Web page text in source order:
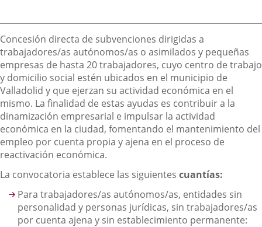
Descripción
Concesión directa de subvenciones dirigidas a
trabajadores/as autónomos/as o asimilados y pequeñas
empresas de hasta 20 trabajadores, cuyo centro de trabajo
y domicilio social estén ubicados en el municipio de
Valladolid y que ejerzan su actividad económica en el
mismo. La finalidad de estas ayudas es contribuir a la
dinamización empresarial e impulsar la actividad
económica en la ciudad, fomentando el mantenimiento del
empleo por cuenta propia y ajena en el proceso de
reactivación económica.
La convocatoria establece las siguientes cuantías:
Para trabajadores/as autónomos/as, entidades sin
personalidad y personas jurídicas, sin trabajadores/as
por cuenta ajena y sin establecimiento permanente: